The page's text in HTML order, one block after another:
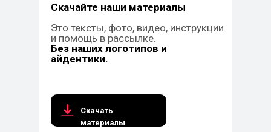
Скачайте наши материалы
Это тексты, фото, видео, инструкции
и помощь в рассылке.
Без наших логотипов и
айдентики.
Скачать
материалы